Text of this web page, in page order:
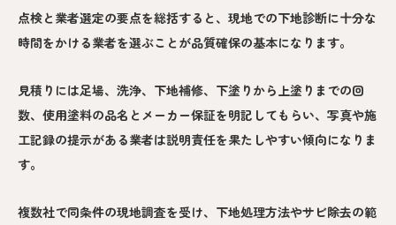
点検と業者選定の要点を総括すると、現地での下地診断に十分な
時間をかける業者を選ぶことが品質確保の基本になります。
見積りには足場、洗浄、下地補修、下塗りから上塗りまでの回
数、使用塗料の品名とメーカー保証を明記してもらい、写真や施
工記録の提示がある業者は説明責任を果たしやすい傾向になりま
す。
複数社で同条件の現地調査を受け、下地処理方法やサビ除去の範